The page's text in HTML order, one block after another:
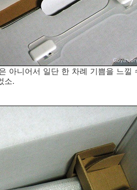
아니어서 일단 한 차례 기쁨을 느낄
소.